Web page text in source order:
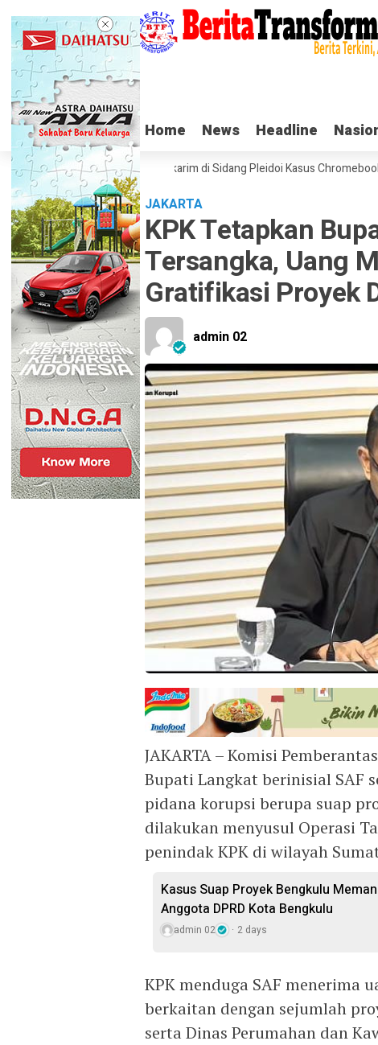
Home News Headline
Home News Headline
Tangis Haru Nadiem Makarim di Sidang Pleidoi Kasus Chromebook,
JAKARTA
KPK Tetapkan
Tersangka, Uang
Gratifikasi Proyek
admin 02
JAKARTA – Komisi
Bupati Langkat berinisial SAF
pidana korupsi berupa suap
dilakukan menyusul Operasi
penindak KPK di wilayah
Kasus Suap Proyek Bengkulu
Anggota DPRD Kota Bengkulu
admin 02 2 days
KPK menduga SAF menerima
berkaitan dengan sejumlah
serta Dinas Perumahan dan